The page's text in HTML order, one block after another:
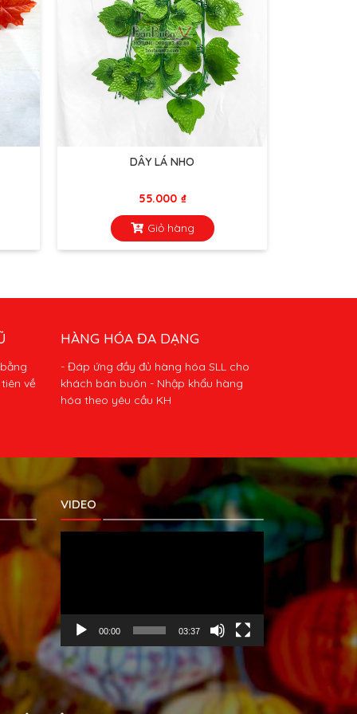
DÂY LÁ NHO
55.000 ₫
Giỏ hàng
về
HÀNG HÓA ĐA DẠNG
- Đáp ứng đầy đủ hàng hóa SLL cho
khách bán buôn - Nhập khẩu hàng
hóa theo yêu cầu KH
VIDEO
chơi
00:00 03:37